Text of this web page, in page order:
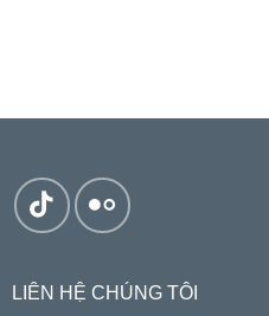
LIÊN HỆ CHÚNG TÔI